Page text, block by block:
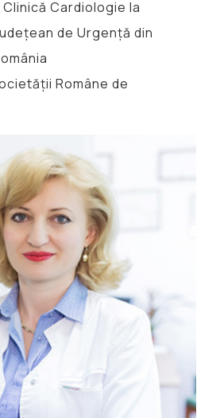
Cardiologie la
de Urgență din
Române de